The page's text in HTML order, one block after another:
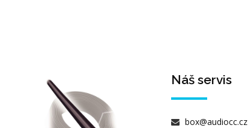
Náš servis
box@audiocc.cz